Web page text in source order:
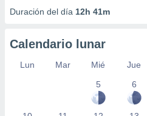
Duración del día 12h 41m
Calendario lunar
Lun Mar Mié Jue
5
6